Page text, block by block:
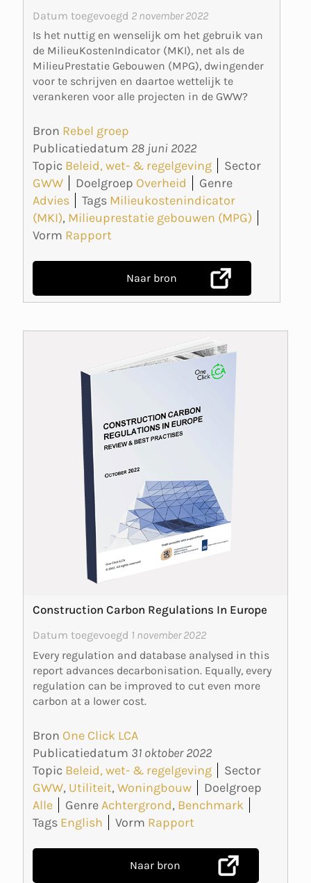
Datum toegevoegd 2 november 2022
Is het nuttig en wenselijk om het gebruik van
de MilieuKostenIndicator (MKI), net als de
MilieuPrestatie Gebouwen (MPG), dwingender
voor te schrijven en daartoe wettelijk te
verankeren voor alle projecten in de GWW?
Bron Rebel groep
Publicatiedatum 28 juni 2022
Topic Beleid, wet- & regelgeving
Sector
GWW
Doelgroep Overheid
Genre
Advies
Tags Milieukostenindicator
(MKI), Milieuprestatie gebouwen (MPG)
Vorm Rapport
Naar bron
Construction Carbon Regulations In Europe
Datum toegevoegd 1 november 2022
Every regulation and database analysed in this
report advances decarbonisation. Equally, every
regulation can be improved to cut even more
carbon at a lower cost.
Bron One Click LCA
Publicatiedatum 31 oktober 2022
Topic Beleid, wet- & regelgeving
Sector
GWW, Utiliteit, Woningbouw
Doelgroep
Alle
GenreAchtergrond, Benchmark
Tags English Vorm Rapport
Naar bron